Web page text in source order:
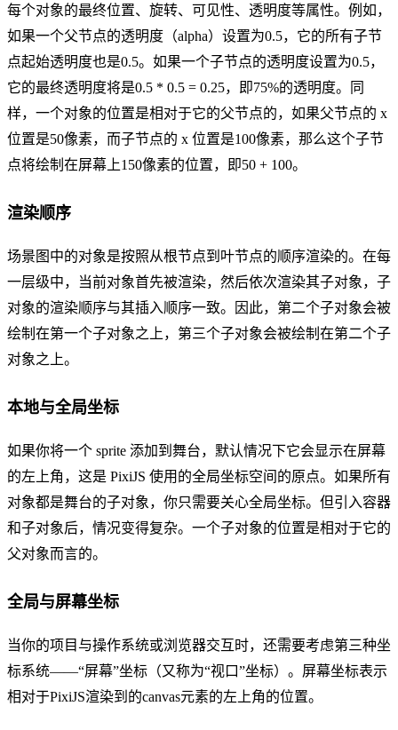
每个对象的最终位置、旋转、可见性、透明度等属性。例如，
如果一个父节点的透明度（alpha）设置为0.5，它的所有子节
点起始透明度也是0.5。如果一个子节点的透明度设置为0.5，
它的最终透明度将是0.5 * 0.5 = 0.25，即75%的透明度。同
样，一个对象的位置是相对于它的父节点的，如果父节点的 x
位置是50像素，而子节点的 x 位置是100像素，那么这个子节
点将绘制在屏幕上150像素的位置，即50 + 100。
渲染顺序
场景图中的对象是按照从根节点到叶节点的顺序渲染的。在每
一层级中，当前对象首先被渲染，然后依次渲染其子对象，子
对象的渲染顺序与其插入顺序一致。因此，第二个子对象会被
绘制在第一个子对象之上，第三个子对象会被绘制在第二个子
对象之上。
本地与全局坐标
如果你将一个 sprite 添加到舞台，默认情况下它会显示在屏幕
的左上角，这是 PixiJS 使用的全局坐标空间的原点。如果所有
对象都是舞台的子对象，你只需要关心全局坐标。但引入容器
和子对象后，情况变得复杂。一个子对象的位置是相对于它的
父对象而言的。
全局与屏幕坐标
当你的项目与操作系统或浏览器交互时，还需要考虑第三种坐
标系统——“屏幕”坐标（又称为“视口”坐标）。屏幕坐标表示
相对于PixiJS渲染到的canvas元素的左上角的位置。